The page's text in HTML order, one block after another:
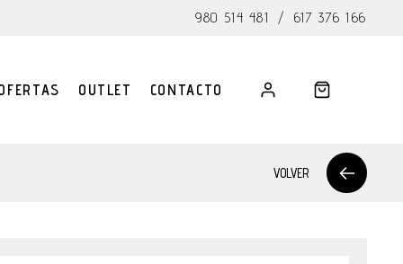
980 514 481 / 617 376 166
OUTLET CONTACTO
VOLVER